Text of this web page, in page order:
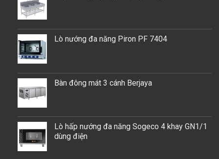
Lò nướng đa năng Piron PF 7404
Bàn đông mát 3 cánh Berjaya
Lò hấp nướng đa năng Sogeco 4 khay GN1/1
dùng điện